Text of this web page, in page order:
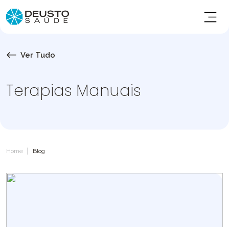
Ver Tudo
Terapias Manuais
Home | Blog